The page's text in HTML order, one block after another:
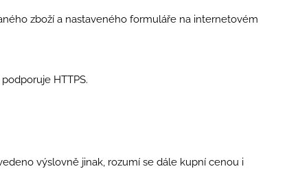
zboží a nastaveného formuláře na internetovém
HTTPS.
výslovně jinak, rozumí se dále kupní cenou i